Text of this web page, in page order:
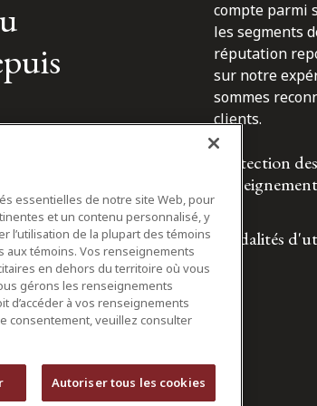
compte parmi
les segments
réputation
sur notre
sommes
clients.
Protection des
Modalités
essentielles de notre site Web, pour
et un contenu personnalisé, y
l’utilisation de la plupart des témoins
témoins. Vos renseignements
en dehors du territoire où vous
gérons les renseignements
d’accéder à vos renseignements
consentement, veuillez consulter
Autoriser tous les cookies